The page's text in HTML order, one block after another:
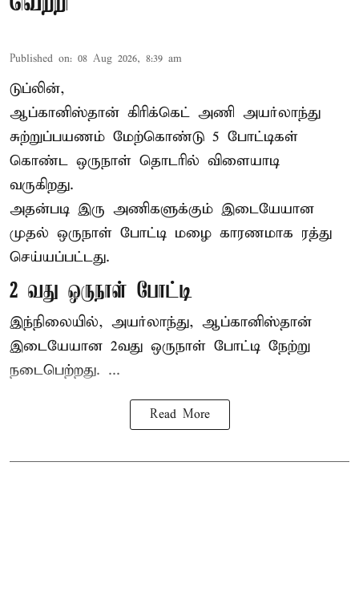
Published on: 08 Aug 2026, 8:39 am
டுப்லின்,
ஆப்கானிஸ்தான் கிரிக்கெட் அணி அயர்லாந்து
சுற்றுப்பயணம் மேற்கொண்டு 5 போட்டிகள்
கொண்ட ஒருநாள் தொடரில் விளையாடி
வருகிறது.
அதன்படி இரு அணிகளுக்கும் இடையேயான
முதல் ஒருநாள் போட்டி மழை காரணமாக ரத்து
செய்யப்பட்டது.
2 வது ஒருநாள் போட்டி
இந்நிலையில், அயர்லாந்து, ஆப்கானிஸ்தான்
இடையேயான 2வது ஒருநாள் போட்டி நேற்று
நடைபெற்றது. ...
Read More